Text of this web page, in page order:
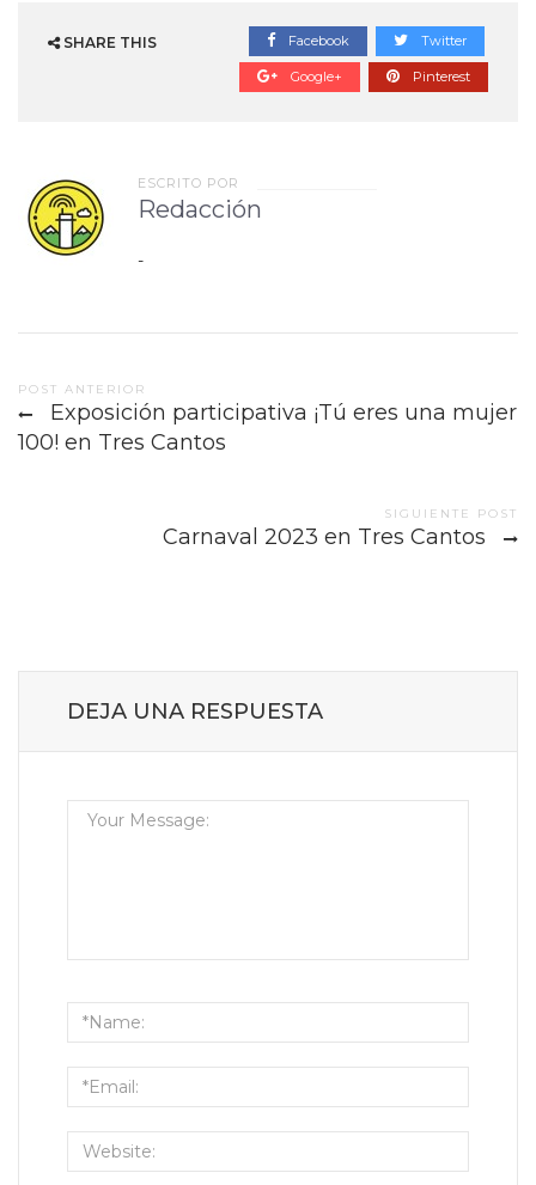
SHARE THIS Facebook Twitter
Google+ Pinterest
ESCRITO POR
Redacción
-
Post
navigation
POST ANTERIOR
Exposición participativa ¡Tú eres una mujer
100! en Tres Cantos
SIGUIENTE POST
Carnaval 2023 en Tres Cantos
DEJA UNA RESPUESTA